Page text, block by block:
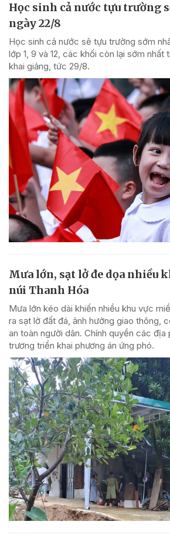
Học sinh cả nước tựu trường
ngày 22/8
Học sinh cả nước sẽ tựu trường sớm
lớp 1, 9 và 12, các khối còn lại sớm nhất
khai giảng, tức 29/8.
Mưa lớn, sạt lở đe dọa nhiều
núi Thanh Hóa
Mưa lớn kéo dài khiến nhiều khu vực
ra sạt lở đất đá, ảnh hưởng giao thông,
an toàn người dân. Chính quyền các địa
trương triển khai phương án ứng phó.